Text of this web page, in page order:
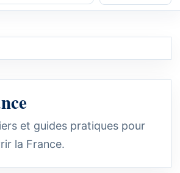
et guides pratiques pour
la France.